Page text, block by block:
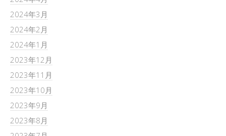
2024年3月
2024年2月
2024年1月
2023年12月
2023年11月
2023年10月
2023年9月
2023年8月